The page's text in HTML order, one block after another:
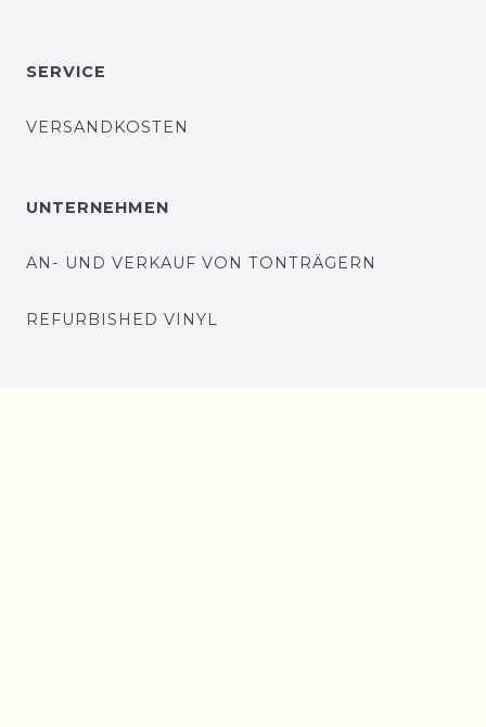
SERVICE
VERSANDKOSTEN
UNTERNEHMEN
AN- UND VERKAUF VON TONTRÄGERN
REFURBISHED VINYL